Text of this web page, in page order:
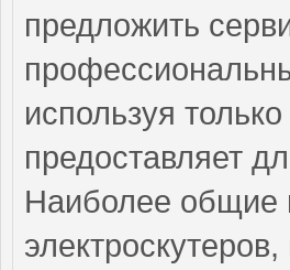
предложить
используя
предоставляет
Наиболее общие